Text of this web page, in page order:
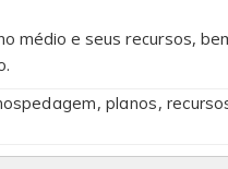
médio e seus recursos,
,planos,